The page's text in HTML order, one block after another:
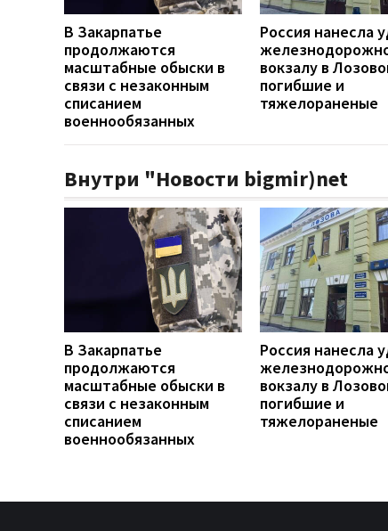
В Закарпатье
продолжаются
масштабные обыски в
связи с незаконным
списанием
военнообязанных
Россия нанесла
вокзалу в
погибшие и
тяжелораненые
Внутри "Новости bigmir)net
В Закарпатье
продолжаются
масштабные обыски в
связи с незаконным
списанием
военнообязанных
Россия нанесла
вокзалу в
погибшие и
тяжелораненые